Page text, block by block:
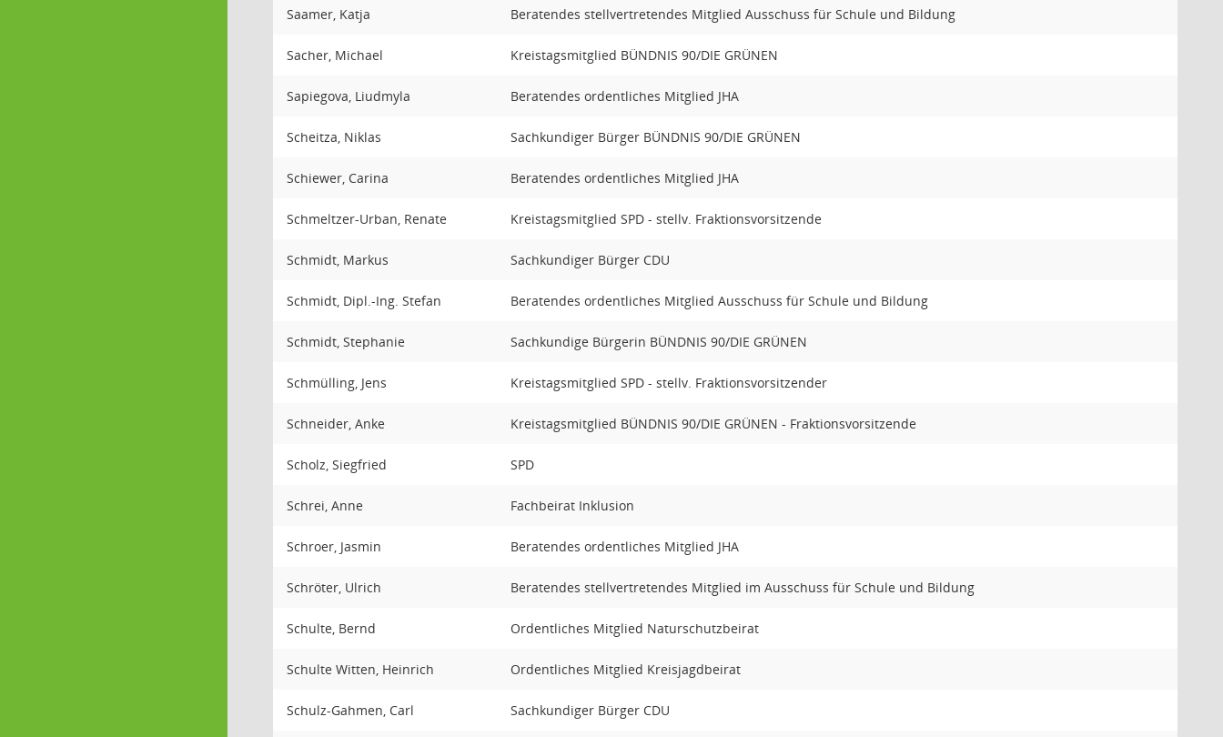
Saamer, Katja Beratendes stellvertretendes Mitglied Ausschuss für Schule und Bildung
Sacher, Michael Kreistagsmitglied BÜNDNIS 90/DIE GRÜNEN
Sapiegova, Liudmyla Beratendes ordentliches Mitglied JHA
Scheitza, Niklas Sachkundiger Bürger BÜNDNIS 90/DIE GRÜNEN
Schiewer, Carina Beratendes ordentliches Mitglied JHA
Schmeltzer-Urban, Renate Kreistagsmitglied SPD - stellv. Fraktionsvorsitzende
Schmidt, Markus Sachkundiger Bürger CDU
Schmidt, Dipl.-Ing. Stefan Beratendes ordentliches Mitglied Ausschuss für Schule und Bildung
Schmidt, Stephanie Sachkundige Bürgerin BÜNDNIS 90/DIE GRÜNEN
Schmülling, Jens Kreistagsmitglied SPD - stellv. Fraktionsvorsitzender
Schneider, Anke Kreistagsmitglied BÜNDNIS 90/DIE GRÜNEN - Fraktionsvorsitzende
Scholz, Siegfried SPD
Schrei, Anne Fachbeirat Inklusion
Schroer, Jasmin Beratendes ordentliches Mitglied JHA
Schröter, Ulrich Beratendes stellvertretendes Mitglied im Ausschuss für Schule und Bildung
Schulte, Bernd Ordentliches Mitglied Naturschutzbeirat
Schulte Witten, Heinrich Ordentliches Mitglied Kreisjagdbeirat
Schulz-Gahmen, Carl Sachkundiger Bürger CDU